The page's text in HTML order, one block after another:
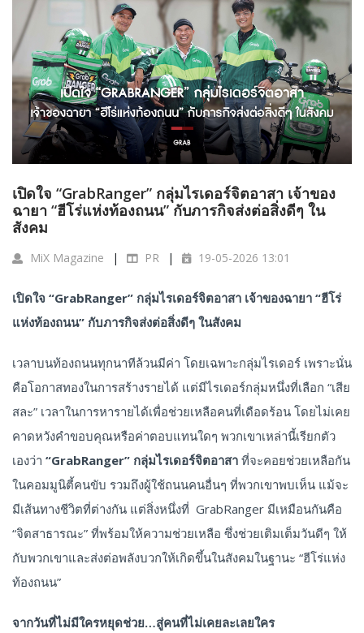
เปิดใจ “GrabRanger” กลุ่มไรเดอร์จิตอาสา เจ้าของ
ฉายา “ฮีโร่แห่งท้องถนน” กับภารกิจส่งต่อสิ่งดีๆ ใน
สังคม
MiX Magazine PR 19-05-2026 13:01
เปิดใจ “GrabRanger” กลุ่มไรเดอร์จิตอาสา เจ้าของฉายา “ฮีโร่
แห่งท้องถนน” กับภารกิจส่งต่อสิ่งดีๆ ในสังคม
เวลาบนท้องถนนทุกนาทีล้วนมีค่า โดยเฉพาะกลุ่มไรเดอร์ เพราะนั่น
คือโอกาสทองในการสร้างรายได้ แต่มีไรเดอร์กลุ่มหนึ่งที่เลือก “เสีย
สละ” เวลาในการหารายได้เพื่อช่วยเหลือคนที่เดือดร้อน โดยไม่เคย
คาดหวังคำขอบคุณหรือค่าตอบแทนใดๆ พวกเขาเหล่านี้เรียกตัว
เองว่า “GrabRanger” กลุ่มไรเดอร์จิตอาสา ที่จะคอยช่วยเหลือกัน
ในคอมมูนิตี้คนขับ รวมถึงผู้ใช้ถนนคนอื่นๆ ที่พวกเขาพบเห็น แม้จะ
มีเส้นทางชีวิตที่ต่างกัน แต่สิ่งหนึ่งที่ GrabRanger มีเหมือนกันคือ
“จิตสาธารณะ” ที่พร้อมให้ความช่วยเหลือ ซึ่งช่วยเติมเต็มวันดีๆ ให้
กับพวกเขาและส่งต่อพลังบวกให้เกิดขึ้นในสังคมในฐานะ “ฮีโร่แห่ง
ท้องถนน”
จากวันที่ไม่มีใครหยุดช่วย…สู่คนที่ไม่เคยละเลยใคร